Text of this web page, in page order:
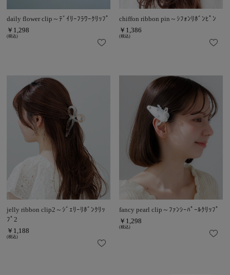
daily flower clip～ﾃﾞｲﾘｰﾌﾗﾜｰｸﾘｯﾌﾟ
￥1,298
(税込)
chiffon ribbon pin～ｼﾌｫﾝﾘﾎﾞﾝﾋﾟﾝ
￥1,386
(税込)
jelly ribbon clip2～ｼﾞｪﾘｰﾘﾎﾞﾝｸﾘｯ
ﾌﾟ2
￥1,188
(税込)
fancy pearl clip～ﾌｧﾝｼｰﾊﾟｰﾙｸﾘｯﾌﾟ
￥1,298
(税込)